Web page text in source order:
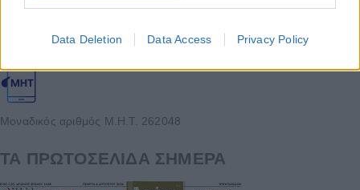
Data Deletion Data Access Privacy Policy
συμμορφώνονται με τη Σύσταση (ΕΕ) 2018/334 της Επιτροπής της
αντιμετώπιση του παράνομου περιεχομένου στο διαδίκτυο (L 63).
Μοναδικός αριθμός Μ.Η.Τ. 262048
ΤΑ ΠΡΩΤΟΣΕΛΙΔΑ ΣΗΜΕΡΑ